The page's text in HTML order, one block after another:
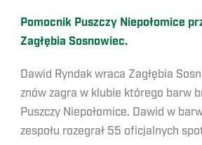
Pomocnik Puszczy Niepołomice
Zagłębia Sosnowiec.
Dawid Ryndak wraca Zagłębia
znów zagra w klubie którego barw
Puszczy Niepołomice. Dawid w
zespołu rozegrał 55 oficjalnych